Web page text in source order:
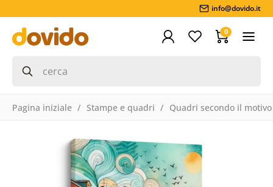
info@dovido.it
0
Pagina iniziale Stampe e quadri Quadri secondo il motivo